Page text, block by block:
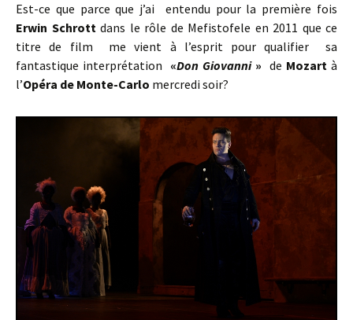
Est-ce que parce que j’ai entendu pour la première fois
Erwin Schrottdans le rôle de Mefistofele en 2011 que ce
titre de film me vient à l’esprit pour qualifier sa
fantastique interprétation «Don Giovanni » de Mozart à
l’Opéra de Monte-Carlo mercredi soir?